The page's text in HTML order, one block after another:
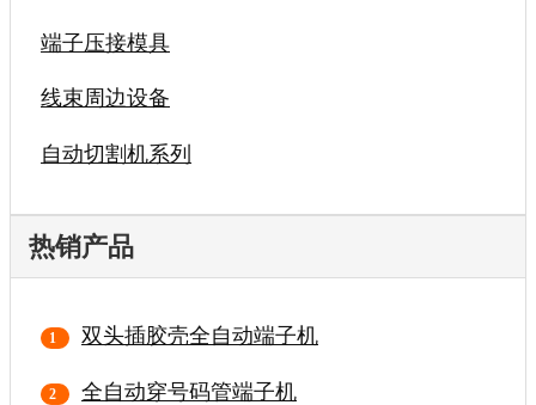
端子压接模具
线束周边设备
自动切割机系列
热销产品
双头插胶壳全自动端子机
全自动穿号码管端子机